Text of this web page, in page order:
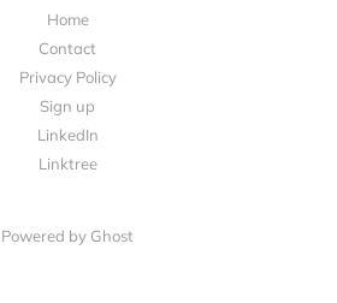
Home
Contact
Privacy Policy
Sign up
LinkedIn
Linktree
Powered by Ghost